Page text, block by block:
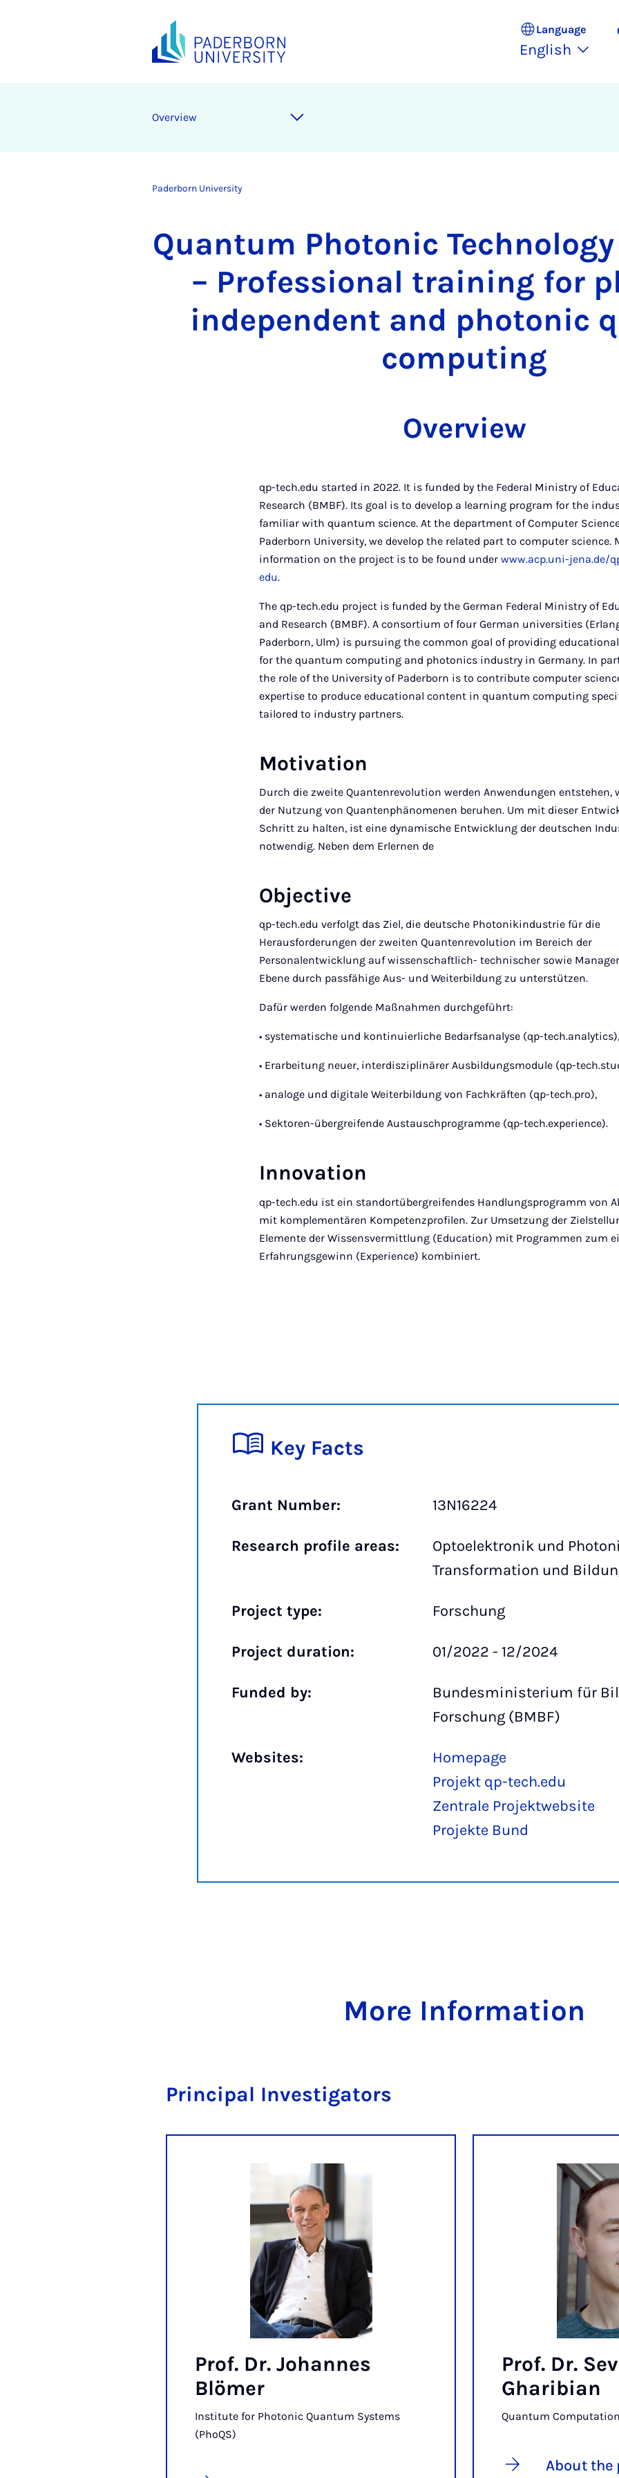
Language
English
Overview
Paderborn University
Quantum Photonic
– Professional training for
independent and photonic
computing
Overview
qp-tech.edu started in 2022. It is funded by the Federal Ministry of
Research (BMBF). Its goal is to develop a learning program for the
familiar with quantum science. At the department of Computer
Paderborn University, we develop the related part to computer science.
information on the project is to be found under www.acp.uni-jena.de/
edu.
The qp-tech.edu project is funded by the German Federal Ministry of
and Research (BMBF). A consortium of four German universities
Paderborn, Ulm) is pursuing the common goal of providing
for the quantum computing and photonics industry in Germany. In
the role of the University of Paderborn is to contribute computer
expertise to produce educational content in quantum computing
tailored to industry partners.
Motivation
Durch die zweite Quantenrevolution werden Anwendungen entstehen,
der Nutzung von Quantenphänomenen beruhen. Um mit dieser
Schritt zu halten, ist eine dynamische Entwicklung der deutschen
notwendig. Neben dem Erlernen de
Objective
qp-tech.edu verfolgt das Ziel, die deutsche Photonikindustrie für die
Herausforderungen der zweiten Quantenrevolution im Bereich der
Personalentwicklung auf wissenschaftlich- technischer sowie
Ebene durch passfähige Aus- und Weiterbildung zu unterstützen.
Dafür werden folgende Maßnahmen durchgeführt:
• systematische und kontinuierliche Bedarfsanalyse (qp-tech.analytics),
• Erarbeitung neuer, interdisziplinärer Ausbildungsmodule (qp-
• analoge und digitale Weiterbildung von Fachkräften (qp-tech.pro),
• Sektoren-übergreifende Austauschprogramme (qp-tech.experience).
Innovation
qp-tech.edu ist ein standortübergreifendes Handlungsprogramm von
mit komplementären Kompetenzprofilen. Zur Umsetzung der
Elemente der Wissensvermittlung (Education) mit Programmen zum
Erfahrungsgewinn (Experience) kombiniert.
Key Facts
Grant Number: 13N16224
Research profile areas:
Optoelektronik und
Transformation und
Project type: Forschung
Project duration: 01/2022 - 12/2024
Funded by:
Bundesministerium für
Forschung (BMBF)
Websites:
Homepage
Projekt qp-tech.edu
Zentrale Projektwebsite
Projekte Bund
More Information
Principal Investigators
Prof. Dr. Johannes
Blömer
Institute for Photonic Quantum Systems
(PhoQS)
Prof. Dr.
Gharibian
Quantum
About the